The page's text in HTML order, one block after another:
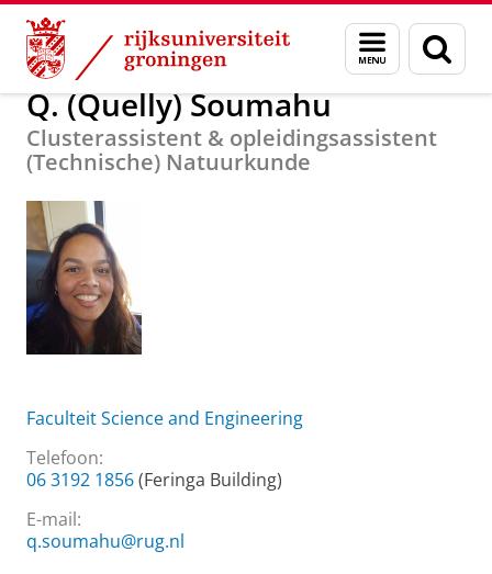
Skip
Content
Skip
Navigation
Menu
en
zoeken
Over ons Q. (Quelly) Soumahu
Q. (Quelly) Soumahu
Clusterassistent & opleidingsassistent
(Technische) Natuurkunde
Faculteit Science and Engineering
Telefoon:
06 3192 1856(Feringa Building)
E-mail:
q.soumahu@rug.nl